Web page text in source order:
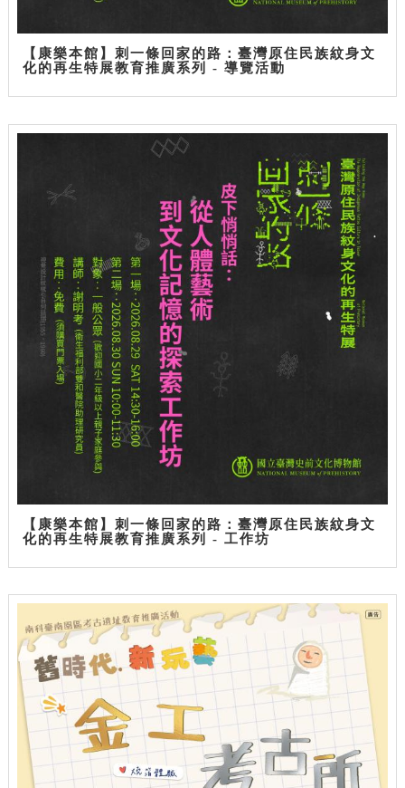
【康樂本館】刺一條回家的路：臺灣原住民族紋身文
化的再生特展教育推廣系列 - 導覽活動
【康樂本館】刺一條回家的路：臺灣原住民族紋身文
化的再生特展教育推廣系列 - 工作坊